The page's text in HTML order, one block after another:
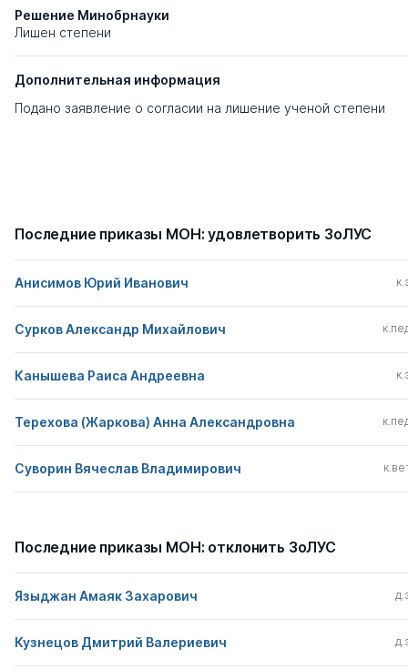
Решение Минобрнауки
Лишен степени
Дополнительная информация
Подано заявление о согласии на лишение ученой степени
Последние приказы МОН: удовлетворить ЗоЛУС
Анисимов Юрий Иванович
Сурков Александр Михайлович
Канышева Раиса Андреевна
Терехова (Жаркова) Анна Александровна
Суворин Вячеслав Владимирович
Последние приказы МОН: отклонить ЗоЛУС
Языджан Амаяк Захарович
Кузнецов Дмитрий Валериевич